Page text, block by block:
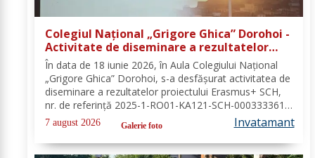
Colegiul Național „Grigore Ghica” Dorohoi -
Activitate de diseminare a rezultatelor
proiectului Erasmus+ SCH, 2025-1-RO01-
KA121-SCH-000333361
În data de 18 iunie 2026, în Aula Colegiului Național
„Grigore Ghica” Dorohoi, s-a desfășurat activitatea de
diseminare a rezultatelor proiectului Erasmus+ SCH,
nr. de referință 2025-1-RO01-KA121-SCH-000333361,
organizată de contabilul-șef, doamna Hrab Cristina, și
secretarul unității, doamna Alexa...
7 august 2026 Galerie foto Invatamant